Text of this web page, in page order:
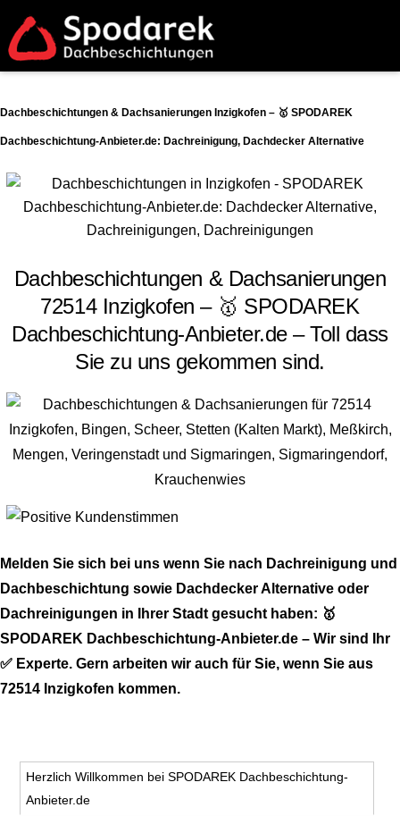
Dachbeschichtungen & Dachsanierungen Inzigkofen – 🥇 SPODAREK
Dachbeschichtung-Anbieter.de: Dachreinigung, Dachdecker Alternative
Dachbeschichtungen & Dachsanierungen
72514 Inzigkofen – 🥇 SPODAREK
Dachbeschichtung-Anbieter.de – Toll dass
Sie zu uns gekommen sind.
Melden Sie sich bei uns wenn Sie nach Dachreinigung und
Dachbeschichtung sowie Dachdecker Alternative oder
Dachreinigungen in Ihrer Stadt gesucht haben: 🥇
SPODAREK Dachbeschichtung-Anbieter.de – Wir sind Ihr
✅ Experte. Gern arbeiten wir auch für Sie, wenn Sie aus
72514 Inzigkofen kommen.
Herzlich Willkommen bei SPODAREK Dachbeschichtung-
Anbieter.de